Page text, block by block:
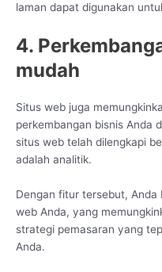
laman dapat digunakan
4.
mudah
Situs web juga
perkembangan bisnis Anda
situs web telah dilengkapi
adalah analitik.
Dengan fitur tersebut, Anda
web Anda, yang
strategi pemasaran yang
Anda.